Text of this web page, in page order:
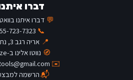
דברו
💬 דברו איתנו
📞
723-7323
📍 אריה רגב 3, נתניה
🧭 נווטו אלינו ב-Waze
✉️
📬הרשמה